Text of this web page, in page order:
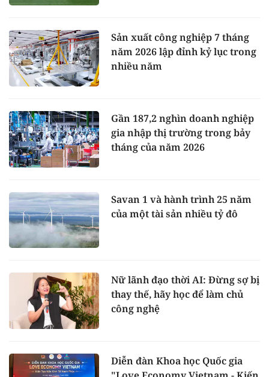
Sản xuất công nghiệp 7 tháng
năm 2026 lập đỉnh kỷ lục trong
nhiều năm
Gần 187,2 nghìn doanh nghiệp
gia nhập thị trường trong bảy
tháng của năm 2026
Savan 1 và hành trình 25 năm
của một tài sản nhiều tỷ đô
Nữ lãnh đạo thời AI: Đừng sợ bị
thay thế, hãy học để làm chủ
công nghệ
Diễn đàn Khoa học Quốc gia